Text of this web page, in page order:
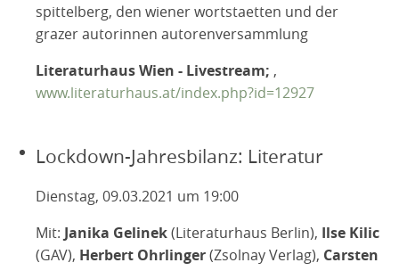
spittelberg, den wiener wortstaetten und der
grazer autorinnen autorenversammlung
Literaturhaus Wien - Livestream; ,
www.literaturhaus.at/index.php?id=12927
Lockdown-Jahresbilanz: Literatur
Dienstag, 09.03.2021 um 19:00
Mit: Janika Gelinek(Literaturhaus Berlin), Ilse Kilic
(GAV), Herbert Ohrlinger(Zsolnay Verlag), Carsten